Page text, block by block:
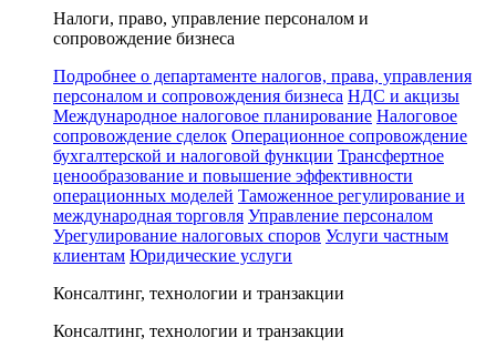
Налоги, право, управление персоналом и
сопровождение бизнеса
Подробнее о департаменте налогов, права, управления
персоналом и сопровождения бизнеса НДС и акцизы
Международное налоговое планирование Налоговое
сопровождение сделок Операционное сопровождение
бухгалтерской и налоговой функции Трансфертное
ценообразование и повышение эффективности
операционных моделей Таможенное регулирование и
международная торговля Управление персоналом
Урегулирование налоговых споров Услуги частным
клиентам Юридические услуги
Консалтинг, технологии и транзакции
Консалтинг, технологии и транзакции